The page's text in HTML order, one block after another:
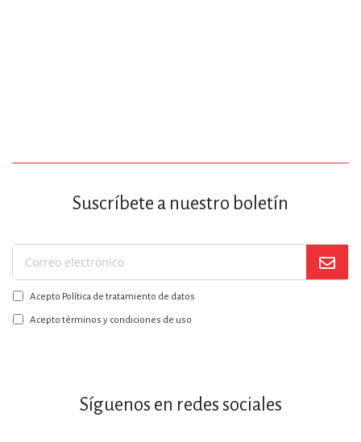
Suscríbete a nuestro boletín
Suscríbase
a
nuestro
boletín:
Acepto Política de tratamiento de datos
Acepto términos y condiciones de uso
Síguenos en redes sociales